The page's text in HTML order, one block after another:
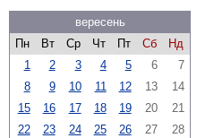
вересень
Пн
Вт Ср Чт Пт Сб
Нд
1
2 3 4 5 6
7
8
9 10 11 12 13
14
15
16 17 18 19 20
21
22
23 24 25 26 27 28